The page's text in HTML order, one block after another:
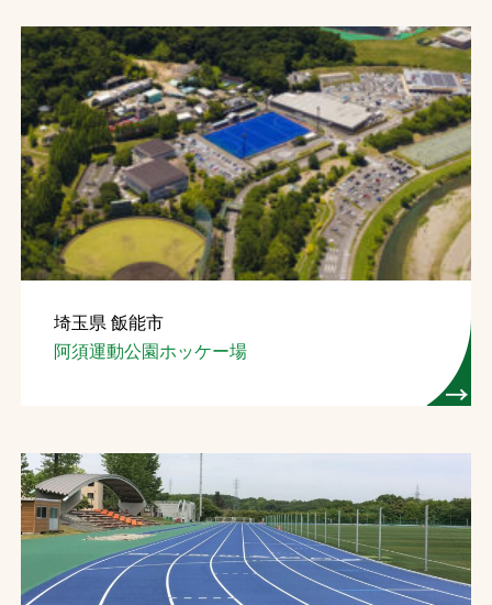
埼玉県 飯能市
阿須運動公園ホッケー場